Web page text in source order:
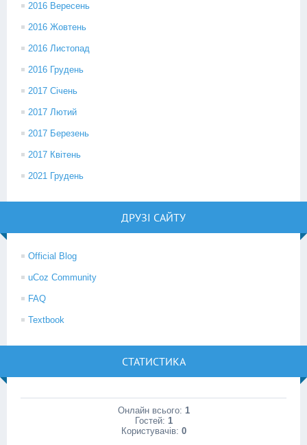
2016 Вересень
2016 Жовтень
2016 Листопад
2016 Грудень
2017 Січень
2017 Лютий
2017 Березень
2017 Квітень
2021 Грудень
ДРУЗІ САЙТУ
Official Blog
uCoz Community
FAQ
Textbook
СТАТИСТИКА
Онлайн всього: 1
Гостей: 1
Користувачів: 0